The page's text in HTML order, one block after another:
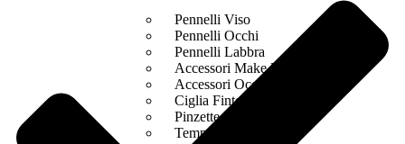
Pennelli Viso
Pennelli Occhi
Pennelli Labbra
Accessori Make Up
Accessori Occhi
Ciglia Finte
Pinzette
Temperamatite